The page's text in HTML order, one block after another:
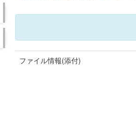
ファイル情報(添付)